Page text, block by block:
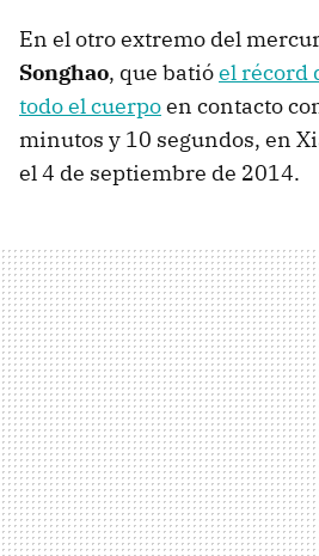
En el otro extremo del
Songhao, que batióel récord
todo el cuerpoen contacto
minutos y 10 segundos, en
el 4 de septiembre de 2014.